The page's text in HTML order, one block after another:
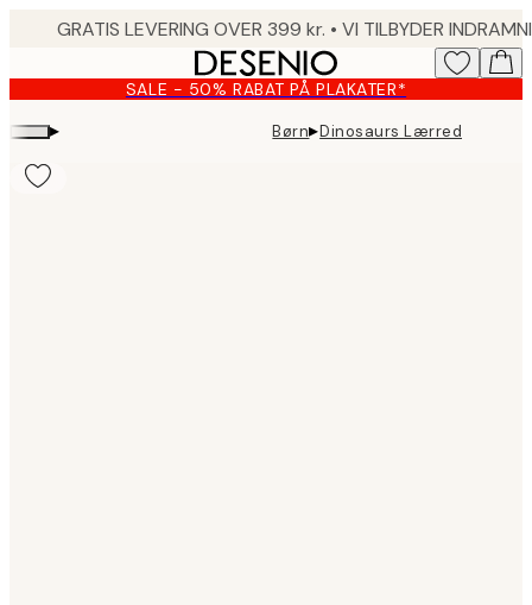
content.
SALE - 50% RABAT PÅ PLAKATER*
▸ Børn▸Dinosaurs Lærred